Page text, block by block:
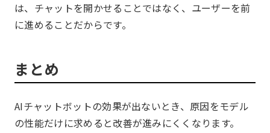
は、チャットを開かせることではなく、ユーザーを前
に進めることだからです。
まとめ
AIチャットボットの効果が出ないとき、原因をモデル
の性能だけに求めると改善が進みにくくなります。